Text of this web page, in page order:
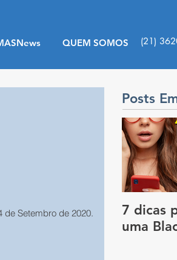
QUEM SOMOS (21)
de Setembro de 2020.
Posts
7 dicas
uma